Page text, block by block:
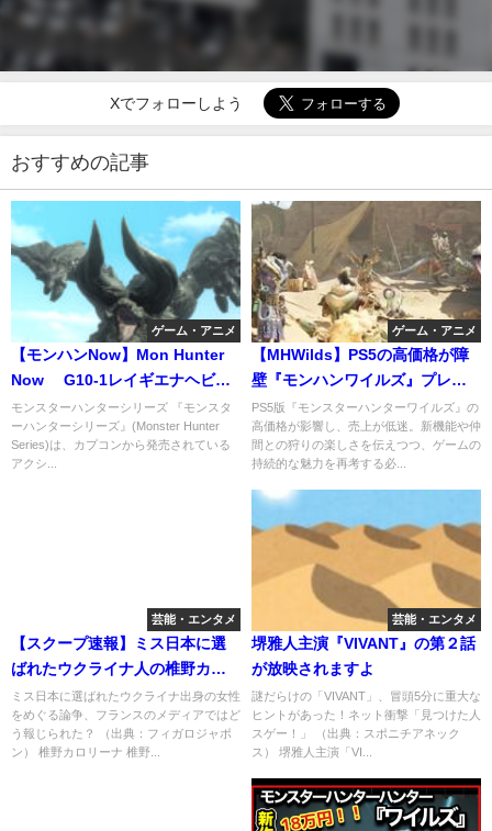
Xでフォローしよう
おすすめの記事
ゲーム・アニメ
【モンハンNow】Mon Hunter
Now G10-1レイギエナヘビィ
☆9ジンオウガ
モンスターハンターシリーズ 『モンスタ
ーハンターシリーズ』(Monster Hunter
Series)は、カプコンから発売されている
アクシ...
ゲーム・アニメ
【MHWilds】PS5の高価格が障
壁『モンハンワイルズ』プレス
テ版があまり売れない
PS5版『モンスターハンターワイルズ』の
高価格が影響し、売上が低迷。新機能や仲
間との狩りの楽しさを伝えつつ、ゲームの
持続的な魅力を再考する必...
芸能・エンタメ
【スクープ速報】ミス日本に選
ばれたウクライナ人の椎野カロ
リーナ、妻子ある医師との不倫
が発覚！
ミス日本に選ばれたウクライナ出身の女性
をめぐる論争、フランスのメディアではど
う報じられた？ （出典：フィガロジャポ
ン） 椎野カロリーナ 椎野...
芸能・エンタメ
堺雅人主演『VIVANT』の第２話
が放映されますよ
謎だらけの「VIVANT」、冒頭5分に重大な
ヒントがあった！ネット衝撃「見つけた人
スゲー！」 （出典：スポニチアネック
ス） 堺雅人主演「VI...